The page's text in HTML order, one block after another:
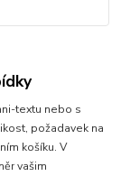
textu nebo s
požadavek na
košíku. V
vašim